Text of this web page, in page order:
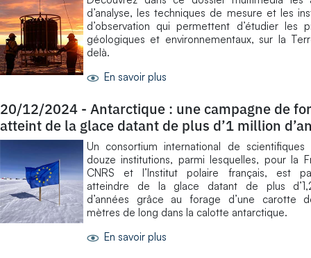
d’analyse, les techniques de mesure et les
d’observation qui permettent d’étudier les
géologiques et environnementaux, sur la
delà.
En savoir plus
20/12/2024 - Antarctique : une campagne de
atteint de la glace datant de plus d’1 million
Un consortium international de scientifiques
douze institutions, parmi lesquelles, pour la
CNRS et l’Institut polaire français, est
atteindre de la glace datant de plus
d’années grâce au forage d’une carotte
mètres de long dans la calotte antarctique.
En savoir plus